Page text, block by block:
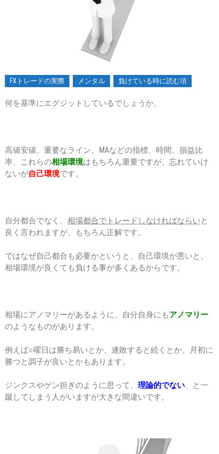
FXトレードの実際 メンタル 負けている時に読む項
何を基準にエグジットしているでしょうか。
高値安値、重要なライン、MAなどの指標、時間、損益比
率、これらの相場環境はもちろん重要ですが、忘れていけ
ないが自己環境です。
自分都合でなく、 相場都合でトレードしなければならい と
良く言われますが、もちろん正解です。
ではなぜ自己都合も必要かというと、自己環境が悪いと、
相場環境が良くても負ける事が多くあるからです。
相場にアノマリーがあるように、自分自身にもアノマリー
のようなものがあります。
例えば○曜日は勝ち易いとか、連敗すると続くとか、月初に
勝つと調子が良いとかもあります。
ジンクスやゲン担ぎのように思って、 理論的でない、と一
蹴してしまう人がいますが大きな間違いです。